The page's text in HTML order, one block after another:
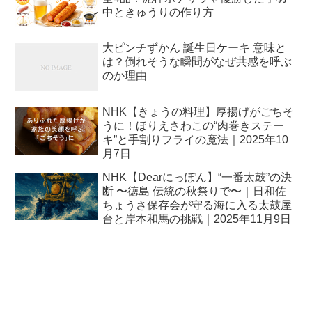
中ときゅうりの作り方
大ピンチずかん 誕生日ケーキ 意味と
は？倒れそうな瞬間がなぜ共感を呼ぶ
のか理由
NHK【きょうの料理】厚揚げがごちそ
うに！ほりえさわこの“肉巻きステー
キ”と手割りフライの魔法｜2025年10
月7日
NHK【Dearにっぽん】“一番太鼓”の決
断 〜徳島 伝統の秋祭りで〜｜日和佐
ちょうさ保存会が守る海に入る太鼓屋
台と岸本和馬の挑戦｜2025年11月9日